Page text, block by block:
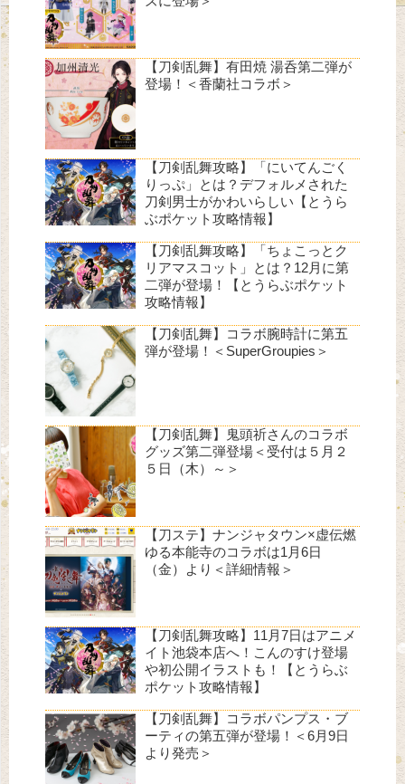
【刀剣乱舞】有田焼 湯呑第二弾が
登場！＜香蘭社コラボ＞
【刀剣乱舞攻略】「にいてんごく
りっぷ」とは？デフォルメされた
刀剣男士がかわいらしい【とうら
ぶポケット攻略情報】
【刀剣乱舞攻略】「ちょこっとク
リアマスコット」とは？12月に第
二弾が登場！【とうらぶポケット
攻略情報】
【刀剣乱舞】コラボ腕時計に第五
弾が登場！＜SuperGroupies＞
【刀剣乱舞】鬼頭祈さんのコラボ
グッズ第二弾登場＜受付は５月２
５日（木）～＞
【刀ステ】ナンジャタウン×虚伝燃
ゆる本能寺のコラボは1月6日
（金）より＜詳細情報＞
【刀剣乱舞攻略】11月7日はアニメ
イト池袋本店へ！こんのすけ登場
や初公開イラストも！【とうらぶ
ポケット攻略情報】
【刀剣乱舞】コラボパンプス・ブ
ーティの第五弾が登場！＜6月9日
より発売＞